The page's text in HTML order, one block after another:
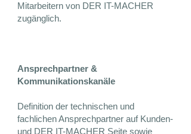
Mitarbeitern von DER IT-MACHER
zugänglich.
Ansprechpartner &
Kommunikationskanäle
Definition der technischen und
fachlichen Ansprechpartner auf Kunden-
und DER IT-MACHER Seite sowie